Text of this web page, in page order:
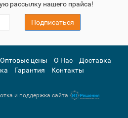
рассылку нашего прайса!
Подписаться
Оптовые цены О Нас
Доставка
Гарантия Контакты
и поддержка сайта